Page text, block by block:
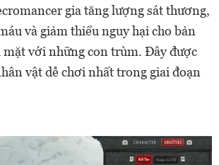
gia tăng lượng sát thương,
và giảm thiểu nguy hại cho bản
với những con trùm. Đây được
vật dễ chơi nhất trong giai đoạn